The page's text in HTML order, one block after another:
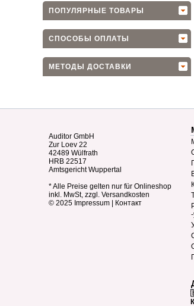
ПОПУЛЯРНЫЕ ТОВАРЫ
СПОСОБЫ ОПЛАТЫ
МЕТОДЫ ДОСТАВКИ
Auditor GmbH
Zur Loev 22
42489 Wülfrath
HRB 22517
Amtsgericht Wuppertal
* Alle Preise gelten nur für Onlineshop
inkl. MwSt, zzgl. Versandkosten
© 2025 Impressum | Контакт